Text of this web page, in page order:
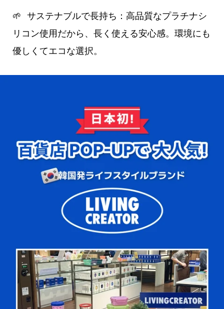
🌱 サステナブルで長持ち：高品質なプラチナシ
リコン使用だから、長く使える安心感。環境にも
優しくてエコな選択。